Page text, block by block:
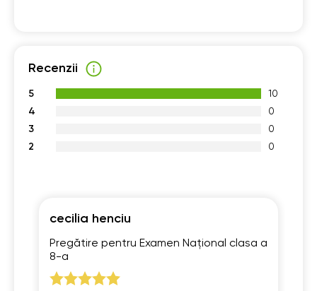
Recenzii
5
10
4
0
3
0
2
0
cecilia henciu
Pregătire pentru Examen Național clasa a
8-a